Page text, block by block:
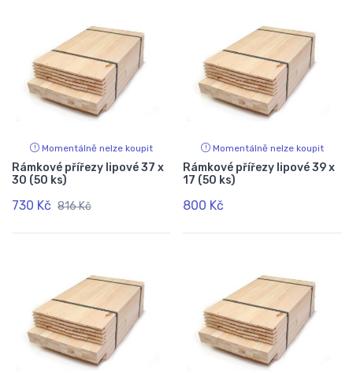
Momentálně nelze koupit
Rámkové přířezy lipové 37 x
30 (50 ks)
730 Kč 816 Kč
Momentálně nelze koupit
Rámkové přířezy lipové 39 x
17 (50 ks)
800 Kč